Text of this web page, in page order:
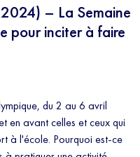
– La Semaine
pour inciter à faire
du 2 au 6 avril
en avant celles et ceux qui
à l'école. Pourquoi est-ce